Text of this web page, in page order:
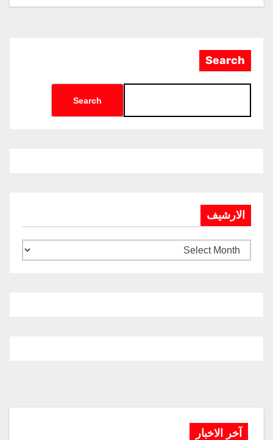
Search
Search
الارشيف
آخر الاخبار